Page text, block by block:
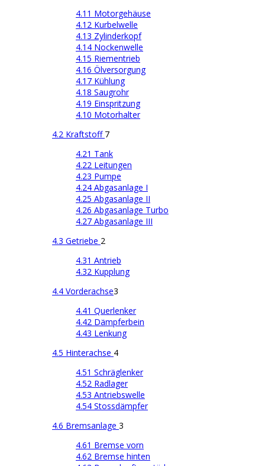
4.11 Motorgehäuse
4.12 Kurbelwelle
4.13 Zylinderkopf
4.14 Nockenwelle
4.15 Riementrieb
4.16 Ölversorgung
4.17 Kühlung
4.18 Saugrohr
4.19 Einspritzung
4.10 Motorhalter
4.2 Kraftstoff 7
4.21 Tank
4.22 Leitungen
4.23 Pumpe
4.24 Abgasanlage I
4.25 Abgasanlage II
4.26 Abgasanlage Turbo
4.27 Abgasanlage III
4.3 Getriebe 2
4.31 Antrieb
4.32 Kupplung
4.4 Vorderachse3
4.41 Querlenker
4.42 Dämpferbein
4.43 Lenkung
4.5 Hinterachse 4
4.51 Schräglenker
4.52 Radlager
4.53 Antriebswelle
4.54 Stossdämpfer
4.6 Bremsanlage 3
4.61 Bremse vorn
4.62 Bremse hinten